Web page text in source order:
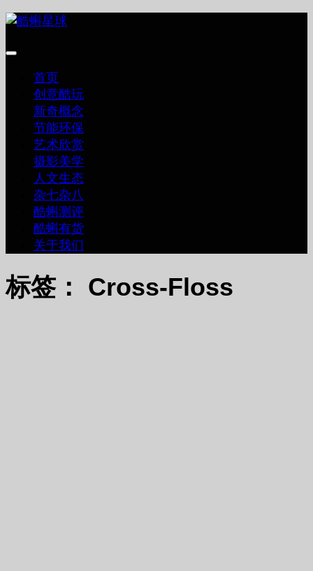
跳
内
首页
创意酷玩
新奇概念
节能环保
艺术欣赏
摄影美学
人文生态
杂七杂八
酷蝌测评
酷蝌有货
关于我们
标签： Cross-Floss